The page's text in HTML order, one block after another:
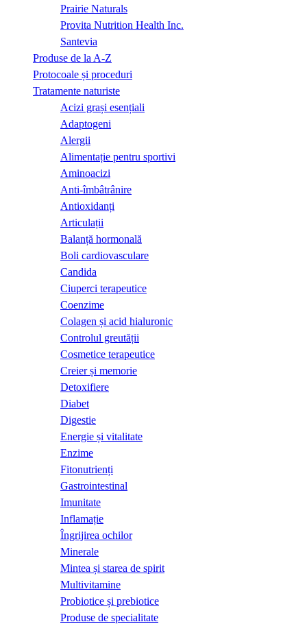
Prairie Naturals
Provita Nutrition Health Inc.
Santevia
Produse de la A-Z
Protocoale și proceduri
Tratamente naturiste
Acizi grași esențiali
Adaptogeni
Alergii
Alimentație pentru sportivi
Aminoacizi
Anti-îmbâtrânire
Antioxidanți
Articulații
Balanță hormonală
Boli cardiovasculare
Candida
Ciuperci terapeutice
Coenzime
Colagen și acid hialuronic
Controlul greutății
Cosmetice terapeutice
Creier și memorie
Detoxifiere
Diabet
Digestie
Energie și vitalitate
Enzime
Fitonutrienți
Gastrointestinal
Imunitate
Inflamație
Îngrijirea ochilor
Minerale
Mintea și starea de spirit
Multivitamine
Probiotice și prebiotice
Produse de specialitate